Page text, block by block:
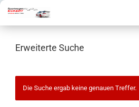
Erweiterte Suche
Die Suche ergab keine genauen Treffer.